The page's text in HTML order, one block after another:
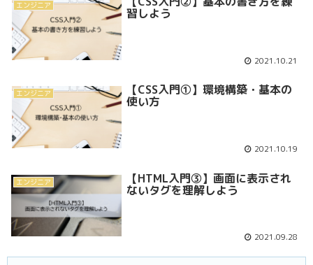
エンジニア
習しよう
2021.10.21
エンジニア 【CSS入門①】環境構築・基本の
使い方
2021.10.19
エンジニア 【HTML入門③】画面に表示され
ないタグを理解しよう
2021.09.28